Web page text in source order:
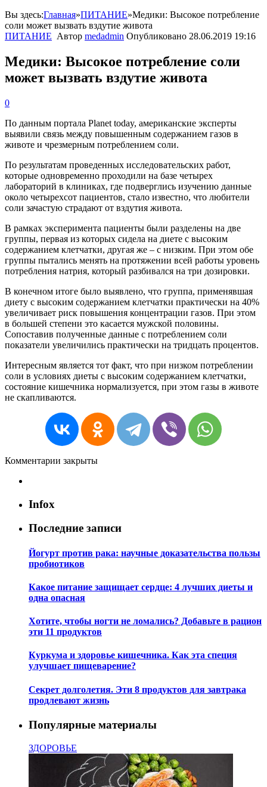
Вы здесь:Главная»ПИТАНИЕ»Медики: Высокое потребление
соли может вызвать вздутие живота
ПИТАНИЕ Автор medadmin Опубликовано 28.06.2019 19:16
Медики: Высокое потребление соли
может вызвать вздутие живота
0
По данным портала Planet today, американские эксперты
выявили связь между повышенным содержанием газов в
животе и чрезмерным потреблением соли.
По результатам проведенных исследовательских работ,
которые одновременно проходили на базе четырех
лабораторий в клиниках, где подверглись изучению данные
около четырехсот пациентов, стало известно, что любители
соли зачастую страдают от вздутия живота.
В рамках эксперимента пациенты были разделены на две
группы, первая из которых сидела на диете с высоким
содержанием клетчатки, другая же – с низким. При этом обе
группы пытались менять на протяжении всей работы уровень
потребления натрия, который разбивался на три дозировки.
В конечном итоге было выявлено, что группа, применявшая
диету с высоким содержанием клетчатки практически на 40%
увеличивает риск повышения концентрации газов. При этом
в большей степени это касается мужской половины.
Сопоставив полученные данные с потреблением соли
показатели увеличились практически на тридцать процентов.
Интересным является тот факт, что при низком потреблении
соли в условиях диеты с высоким содержанием клетчатки,
состояние кишечника нормализуется, при этом газы в животе
не скапливаются.
Комментарии закрыты
Infox
Последние записи
Йогурт против рака: научные доказательства пользы
пробиотиков
Какое питание защищает сердце: 4 лучших диеты и
одна опасная
Хотите, чтобы ногти не ломались? Добавьте в рацион
эти 11 продуктов
Куркума и здоровье кишечника. Как эта специя
улучшает пищеварение?
Секрет долголетия. Эти 8 продуктов для завтрака
продлевают жизнь
Популярные материалы
ЗДОРОВЬЕ